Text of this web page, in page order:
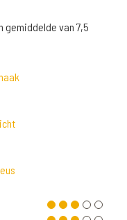
gemiddelde van 7,5